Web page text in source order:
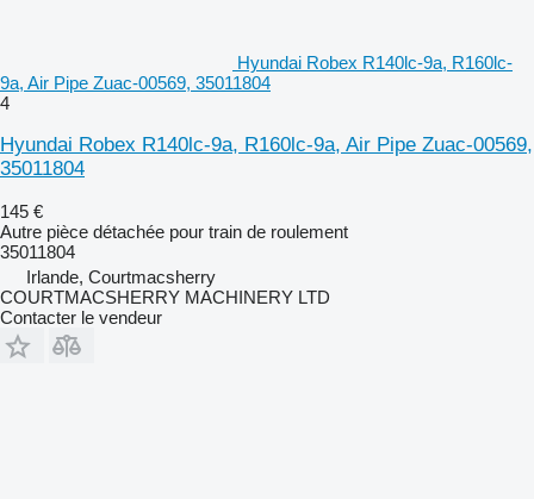
Hyundai Robex R140lc-9a, R160lc-
9a, Air Pipe Zuac-00569, 35011804
4
Hyundai Robex R140lc-9a, R160lc-9a, Air Pipe Zuac-00569,
35011804
145 €
Autre pièce détachée pour train de roulement
35011804
Irlande, Courtmacsherry
COURTMACSHERRY MACHINERY LTD
Contacter le vendeur